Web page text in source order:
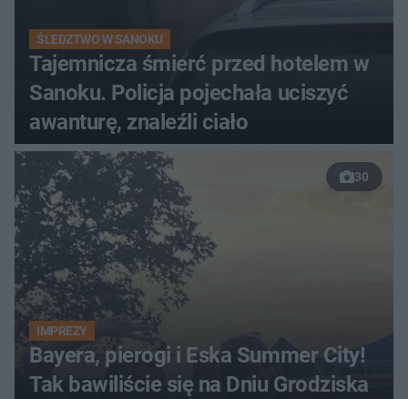
ŚLEDZTWO W SANOKU
Tajemnicza śmierć przed hotelem w
Sanoku. Policja pojechała uciszyć
awanturę, znaleźli ciało
30
IMPREZY
Bayera, pierogi i Eska Summer City!
Tak bawiliście się na Dniu Grodziska